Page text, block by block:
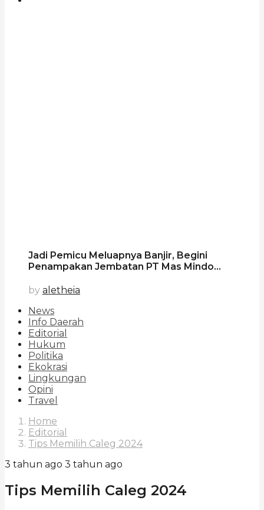
Jadi Pemicu Meluapnya Banjir, Begini
Penampakan Jembatan PT Mas Mindo...
by aletheia
News
Info Daerah
Editorial
Hukum
Politika
Ekokrasi
Lingkungan
Opini
Travel
Home
Editorial
Tips Memilih Caleg 2024
3 tahun ago 3 tahun ago
Tips Memilih Caleg 2024